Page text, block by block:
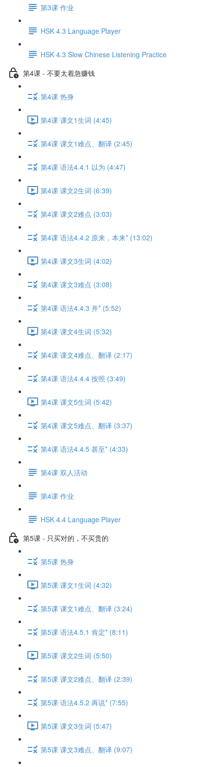
第3课 作业
HSK 4.3 Language Player
HSK 4.3 Slow Chinese Listening Practice
第4课 - 不要太着急赚钱
第4课 热身
第4课 课文1生词 (4:45)
第4课 课文1难点、翻译 (2:45)
第4课 语法4.4.1 以为 (4:47)
第4课 课文2生词 (6:39)
第4课 课文2难点 (3:03)
第4课 语法4.4.2 原来，本来* (13:02)
第4课 课文3生词 (4:02)
第4课 课文3难点 (3:08)
第4课 语法4.4.3 并* (5:52)
第4课 课文4生词 (5:32)
第4课 课文4难点、翻译 (2:17)
第4课 语法4.4.4 按照 (3:49)
第4课 课文5生词 (5:42)
第4课 课文5难点、翻译 (3:37)
第4课 语法4.4.5 甚至* (4:33)
第4课 双人活动
第4课 作业
HSK 4.4 Language Player
第5课 - 只买对的，不买贵的
第5课 热身
第5课 课文1生词 (4:32)
第5课 课文1难点、翻译 (3:24)
第5课 语法4.5.1 肯定* (8:11)
第5课 课文2生词 (5:50)
第5课 课文2难点、翻译 (2:39)
第5课 语法4.5.2 再说* (7:55)
第5课 课文3生词 (5:47)
第5课 课文3难点、翻译 (9:07)